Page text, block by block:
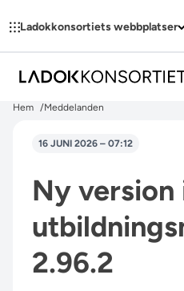
Ladokkonsortiets webbplatser
Hem Meddelanden
16 JUNI 2026 – 07:12
Ny version
2.96.2